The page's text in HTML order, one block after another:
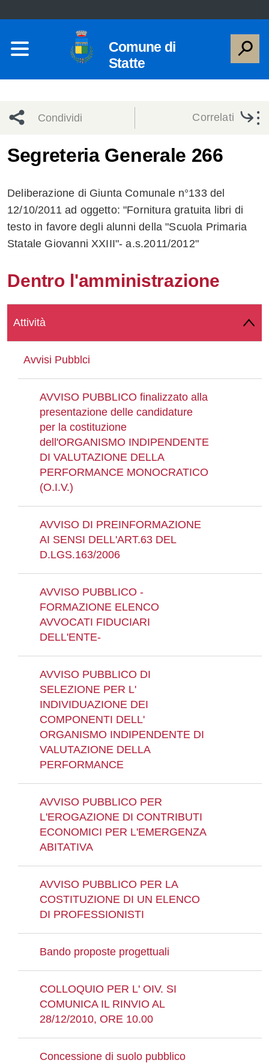
Comune di
Statte
Condividi
network
Condividi
Condividi
Facebook
su
Twitter
Condividi
su
Condividi
Whatsapp
Correlati
Segreteria Generale 266
Deliberazione di Giunta Comunale n°133 del
12/10/2011 ad oggetto: "Fornitura gratuita libri di
testo in favore degli alunni della "Scuola Primaria
Statale Giovanni XXIII"- a.s.2011/2012"
Dentro l'amministrazione
Attività
Avvisi Pubblci
AVVISO PUBBLICO finalizzato alla
presentazione delle candidature
per la costituzione
dell'ORGANISMO INDIPENDENTE
DI VALUTAZIONE DELLA
PERFORMANCE MONOCRATICO
(O.I.V.)
AVVISO DI PREINFORMAZIONE
AI SENSI DELL'ART.63 DEL
D.LGS.163/2006
AVVISO PUBBLICO -
FORMAZIONE ELENCO
AVVOCATI FIDUCIARI
DELL'ENTE-
AVVISO PUBBLICO DI
SELEZIONE PER L'
INDIVIDUAZIONE DEI
COMPONENTI DELL'
ORGANISMO INDIPENDENTE DI
VALUTAZIONE DELLA
PERFORMANCE
AVVISO PUBBLICO PER
L'EROGAZIONE DI CONTRIBUTI
ECONOMICI PER L'EMERGENZA
ABITATIVA
AVVISO PUBBLICO PER LA
COSTITUZIONE DI UN ELENCO
DI PROFESSIONISTI
Bando proposte progettuali
COLLOQUIO PER L' OIV. SI
COMUNICA IL RINVIO AL
28/12/2010, ORE 10.00
Concessione di suolo pubblico